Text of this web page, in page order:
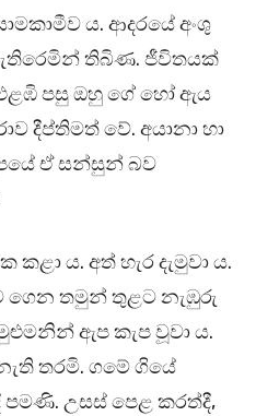
ය. ආදරයේ අංශු
තිබිණ. ජීවිතයක්
පසු ඔහු ගේ හෝ ඇය
දීප්තිමත් වේ. අයානා හා
ඒ සන්සුන් බව
ය. අත් හැර දැමුවා ය.
ගෙන තමුන් තුළට නැඹුරු
ඇප කැප වූවා ය.
තරමි. ගමේ ගියේ
පමණි. උසස් පෙළ කරත්දී,